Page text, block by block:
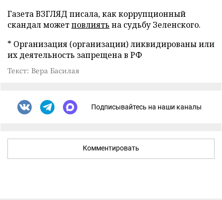
Газета ВЗГЛЯД писала, как коррупционный
скандал можетповлиять на судьбу Зеленского.
* Организация (организации) ликвидированы или
их деятельность запрещена в РФ
Текст: Вера Басилая
Подписывайтесь на наши каналы
Комментировать